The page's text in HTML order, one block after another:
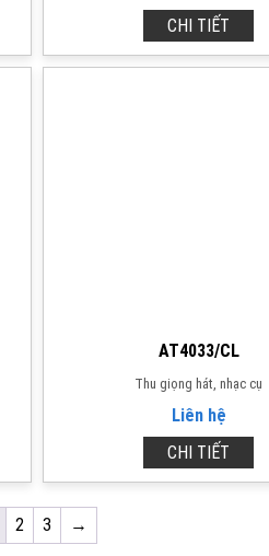
CHI TIẾT
AT4033/CL
Thu giọng hát, nhạc cụ
Liên hệ
CHI TIẾT
2 3 →